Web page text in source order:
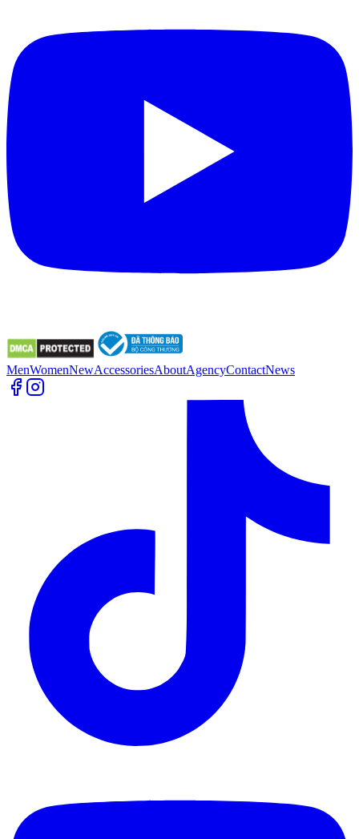
MenWomenNewAccessoriesAboutAgencyContactNews